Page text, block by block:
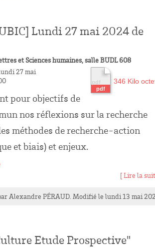
Lundi 27 mai 2024 de
et Sciences humaines, salle BUDL 608
346 Kilo
27 mai
pour objectifs de
nos réflexions sur la recherche
méthodes de recherche-action
et biais) et enjeux.
[ Lire la
Alexandre PÉRAUD. Modifié le lundi 13 mai
Etude Prospective"